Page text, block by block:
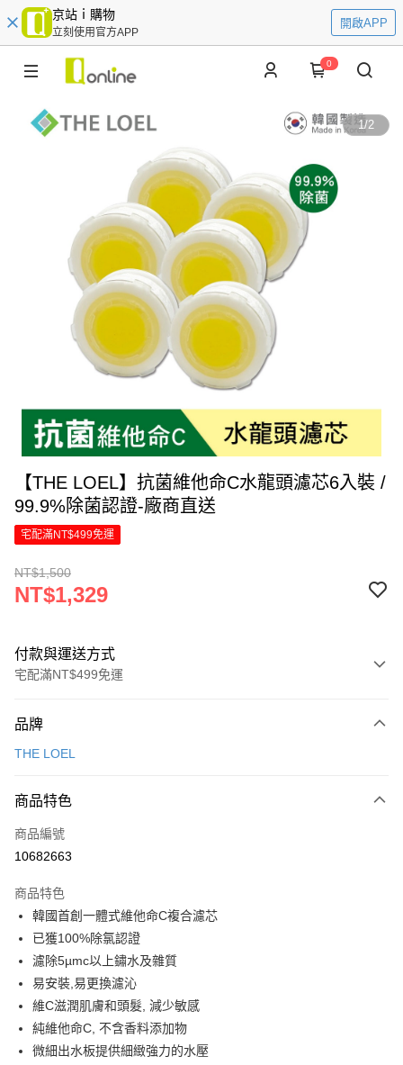
京站ｉ購物
立刻使用官方APP
開啟APP
0
1/2
【THE LOEL】抗菌維他命C水龍頭濾芯6入裝 /
99.9%除菌認證-廠商直送
宅配滿NT$499免運
NT$1,500
NT$1,329
付款與運送方式
宅配滿NT$499免運
信用卡一次付款
6 期 0 利率 每期
合作金庫商業銀行
上海商業儲蓄銀行
臺灣中小企業銀行
匯豐（台灣）商業銀行
聯邦商業銀行
元大商業銀行
玉山商業銀行
台灣樂天信用卡公司
LINE Pay
Apple Pay
街口支付
悠遊付
Google Pay
全盈+PAY
大哥付你分期
相關說明
品牌
THE LOEL
商品特色
商品編號
10682663
商品特色
韓國首創一體式維他命C複合濾芯
已獲100%除氯認證
濾除5µmc以上鏽水及雜質
易安裝,易更換濾沁
維C滋潤肌膚和頭髮, 減少敏感
純維他命C, 不含香料添加物
微細出水板提供細緻強力的水壓